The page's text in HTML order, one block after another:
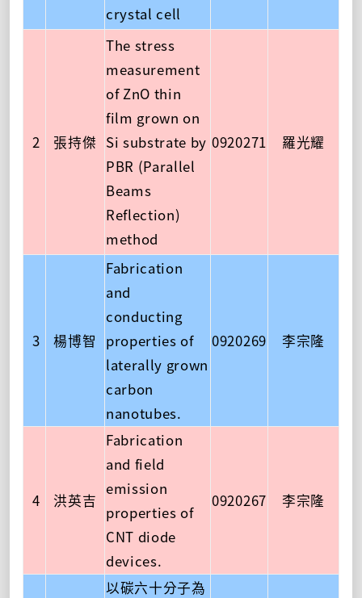
crystal cell
2 張持傑
The stress
measurement
of ZnO thin
film grown on
Si substrate by
PBR (Parallel
Beams
Reflection)
method
0920271 羅光耀
3 楊博智
Fabrication
and
conducting
properties of
laterally grown
carbon
nanotubes.
0920269 李宗隆
4 洪英吉
Fabrication
and field
emission
properties of
CNT diode
devices.
0920267 李宗隆
以碳六十分子為